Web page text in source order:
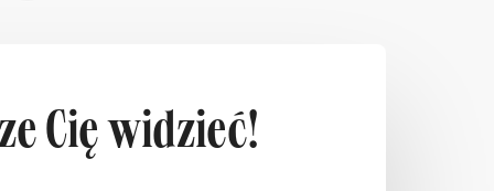
Cię widzieć!